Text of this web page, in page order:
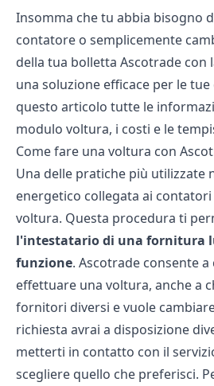
Insomma che tu abbia bisogno
contatore o semplicemente
della tua bolletta Ascotrade con
una soluzione efficace per le tue
questo articolo tutte le
modulo voltura, i costi e le
Come fare una voltura con
Una delle pratiche più utilizzate
energetico collegata ai
voltura. Questa procedura ti
l'intestatario di una fornitura
funzione. Ascotrade consente
effettuare una voltura, anche a
fornitori diversi e vuole
richiesta avrai a disposizione
metterti in contatto con il
scegliere quello che preferisci.